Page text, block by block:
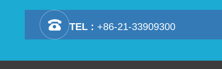
TEL : +86-21-33909300